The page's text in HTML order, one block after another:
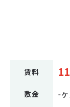
賃料
敷金 -